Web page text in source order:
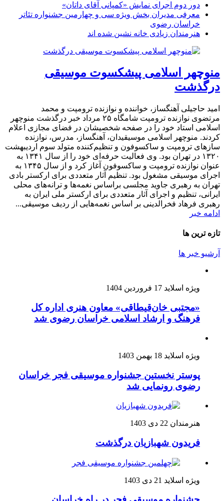
دور دوم اجرای نمایش «کمپانی آقای داتان»
معرفی مدیران بخش ویژه سی و چهارمین جشنواره تئاتر
خراسان رضوی
هنرمندان زیادی خانه نشین شده اند
منوچهر اسلامی پیشکسوت موسیقی
درگذشت
امید حاجیلی آهنگساز، خواننده و نوازنده ترومپت و محمد
مرتضوی نوازنده ترومپت شامگاه ۲۵ مرداد خبر درگذشت منوچهر
اسلامی استاد خود را در صفحه شخصیشان در فضای مجازی اعلام
کردند. منوچهر اسلامی موسیقیدان، آهنگساز، مدرس، نوازنده
سازهای ترومپت و ساکسوفون و تنظیم‌کننده متولد سوم اردیبهشت
۱۳۲۰ در تهران بود. وی فعالیت حرفه‌ای خود را از سال ۱۳۴۱ به
عنوان نوازنده ترومپت و ساکسوفون آغاز کرد و از سال ۱۳۴۵ به
اجرای موسیقی مشغول بود. تنظیم آثار متعددی برای ارکستر بادی
تهران به رهبری جاوید مجلسی براساس نغمه‌ها و ترانه‌های محلی
ایرانی، تنظیم و اجرای آثار متعددی برای ارکستر ملی ایران به
رهبری فرهاد فخرالدینی بر اساس نغمه‌هایی از ردیف موسیقی...
ادامه خبر
تازه ترین ها
آرشیو خبر ها
ویژه اسلاید 17 فروردین 1404
«مجتبی خان‌قیطاقی» معاون هنری اداره کل
فرهنگ و ارشاد اسلامی خراسان رضوی شد
ویژه اسلاید 18 بهمن 1403
پوستر نخستین جشنواره موسیقی فجر خراسان
رضوی رونمایی شد
هنرمندان 22 دی 1403
فریدون شهبازیان درگذشت
ویژه اسلاید 21 دی 1403